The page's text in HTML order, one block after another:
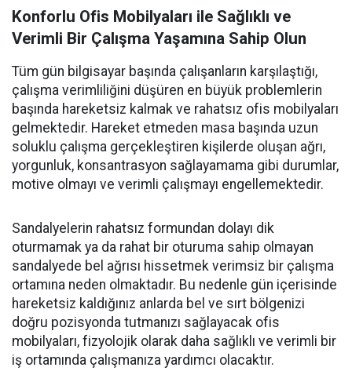
Konforlu Ofis Mobilyaları ile Sağlıklı ve
Verimli Bir Çalışma Yaşamına Sahip Olun
Tüm gün bilgisayar başında çalışanların karşılaştığı,
çalışma verimliliğini düşüren en büyük problemlerin
başında hareketsiz kalmak ve rahatsız ofis mobilyaları
gelmektedir. Hareket etmeden masa başında uzun
soluklu çalışma gerçekleştiren kişilerde oluşan ağrı,
yorgunluk, konsantrasyon sağlayamama gibi durumlar,
motive olmayı ve verimli çalışmayı engellemektedir.
Sandalyelerin rahatsız formundan dolayı dik
oturmamak ya da rahat bir oturuma sahip olmayan
sandalyede bel ağrısı hissetmek verimsiz bir çalışma
ortamına neden olmaktadır. Bu nedenle gün içerisinde
hareketsiz kaldığınız anlarda bel ve sırt bölgenizi
doğru pozisyonda tutmanızı sağlayacak ofis
mobilyaları, fizyolojik olarak daha sağlıklı ve verimli bir
iş ortamında çalışmanıza yardımcı olacaktır.